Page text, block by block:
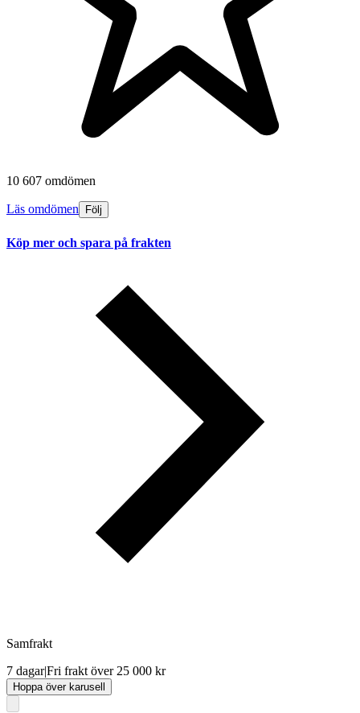
10 607 omdömen
Läs omdömen Följ
Köp mer och spara på frakten
Samfrakt
7 dagar|Fri frakt över 25 000 kr
Hoppa över karusell